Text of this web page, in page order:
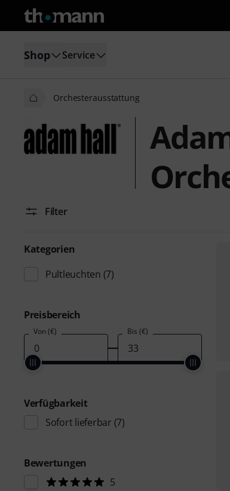
Shop Service
Orchesterausstattung
Filter
Kategorien
Pultleuchten (7)
Preisbereich
Von (€) Bis (€)
Verfügbarkeit
Sofort lieferbar (7)
Bewertungen
5